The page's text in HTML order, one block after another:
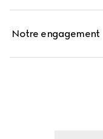
Notre engagement